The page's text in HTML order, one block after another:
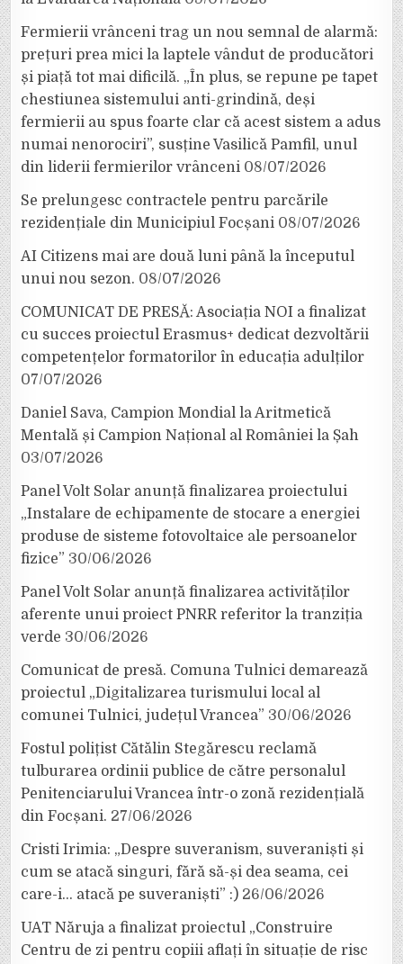
Fermierii vrânceni trag un nou semnal de alarmă:
prețuri prea mici la laptele vândut de producători
și piață tot mai dificilă. „În plus, se repune pe tapet
chestiunea sistemului anti-grindină, deși
fermierii au spus foarte clar că acest sistem a adus
numai nenorociri”, susține Vasilică Pamfil, unul
din liderii fermierilor vrânceni 08/07/2026
Se prelungesc contractele pentru parcările
rezidențiale din Municipiul Focșani 08/07/2026
AI Citizens mai are două luni până la începutul
unui nou sezon. 08/07/2026
COMUNICAT DE PRESĂ: Asociația NOI a finalizat
cu succes proiectul Erasmus+ dedicat dezvoltării
competențelor formatorilor în educația adulților
07/07/2026
Daniel Sava, Campion Mondial la Aritmetică
Mentală și Campion Național al României la Șah
03/07/2026
Panel Volt Solar anunță finalizarea proiectului
„Instalare de echipamente de stocare a energiei
produse de sisteme fotovoltaice ale persoanelor
fizice” 30/06/2026
Panel Volt Solar anunță finalizarea activităților
aferente unui proiect PNRR referitor la tranziția
verde 30/06/2026
Comunicat de presă. Comuna Tulnici demarează
proiectul „Digitalizarea turismului local al
comunei Tulnici, județul Vrancea” 30/06/2026
Fostul polițist Cătălin Stegărescu reclamă
tulburarea ordinii publice de către personalul
Penitenciarului Vrancea într-o zonă rezidențială
din Focșani. 27/06/2026
Cristi Irimia: „Despre suveranism, suveraniști și
cum se atacă singuri, fără să-și dea seama, cei
care-i… atacă pe suveraniști” :) 26/06/2026
UAT Năruja a finalizat proiectul „Construire
Centru de zi pentru copiii aflați în situație de risc